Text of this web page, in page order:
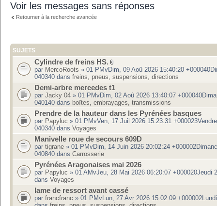
Voir les messages sans réponses
Retourner à la recherche avancée
SUJETS
Cylindre de freins HS.
par MercoRoots » 01 PMvDim, 09 Aoû 2026 15:40:20
040340 dans freins, pneus, suspensions, directions
Demi-arbre mercedes t1
par Jacky 04 » 01 PMvDim, 02 Aoû 2026 13:40:07
040140 dans boîtes, embrayages, transmissions
Prendre de la hauteur dans les Pyrénées basques
par Papyluc » 01 PMvVen, 17 Juil 2026 15:23:31
040340 dans Voyages
Manivelle roue de secours 609D
par tigrane » 01 PMvDim, 14 Juin 2026 20:02:24
040840 dans Carrosserie
Pyrénées Aragonaises mai 2026
par Papyluc » 01 AMvJeu, 28 Mai 2026 06:20:07 +000020Jeudi
dans Voyages
lame de ressort avant cassé
par francfranc » 01 PMvLun, 27 Avr 2026 15:02:09